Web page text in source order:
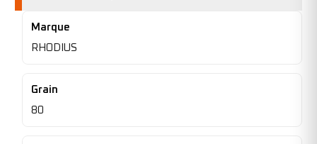
Marque
RHODIUS
Grain
80